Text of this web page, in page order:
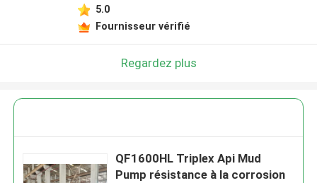
5.0
Fournisseur vérifié
Regardez plus
QF1600HL Triplex Api Mud
Pump résistance à la corrosion